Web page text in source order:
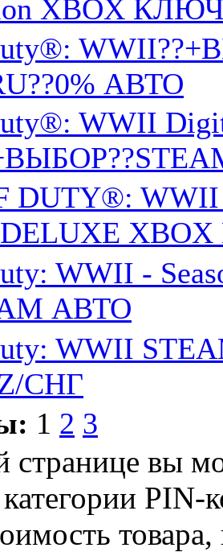
XBOX КЛЮЧ
АВТО
WWII
DUTY®:
XBOX
WWII -
АВТО
WWII
СНГ
1 2 3
странице вы
категории
товара,